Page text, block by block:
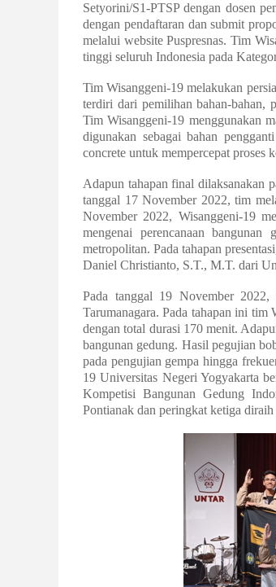
Setyorini/S1-PTSP dengan dosen
dengan pendaftaran dan submit
melalui website Puspresnas. Tim
tinggi seluruh Indonesia pada
Tim Wisanggeni-19 melakukan
terdiri dari pemilihan bahan-bahan,
Tim Wisanggeni-19 menggunakan
digunakan sebagai bahan
concrete untuk mempercepat proses
Adapun tahapan final dilaksanakan
tanggal 17 November 2022, tim
November 2022, Wisanggeni-19
mengenai perencanaan
metropolitan. Pada tahapan
Daniel Christianto, S.T., M.T. dari
Pada tanggal 19 November
Tarumanagara. Pada tahapan ini tim
dengan total durasi 170 menit.
bangunan gedung. Hasil pegujian
pada pengujian gempa hingga
19 Universitas Negeri Yogyakarta
Kompetisi Bangunan Gedung
Pontianak dan peringkat ketiga